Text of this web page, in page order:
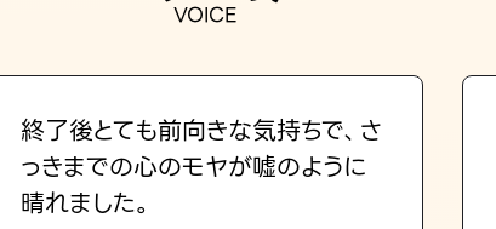
VOICE
終了後とても前向きな気持ちで、さ
っきまでの心のモヤが嘘のように
晴れました。